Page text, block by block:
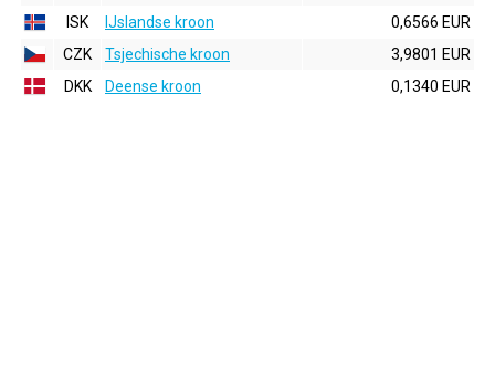
ISK
IJslandse kroon
0,6566 EUR
CZK
Tsjechische kroon
3,9801 EUR
DKK
Deense kroon 0,1340 EUR